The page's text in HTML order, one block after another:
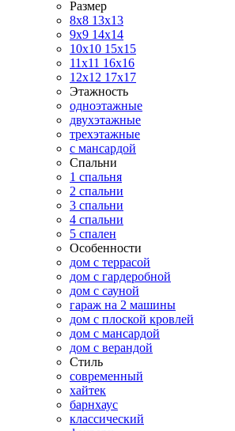
Размер
8х8 13х13
9х9 14х14
10х10 15х15
11x11 16х16
12х12 17х17
Этажность
одноэтажные
двухэтажные
трехэтажные
с мансардой
Спальни
1 спальня
2 спальни
3 спальни
4 спальни
5 спален
Особенности
дом с террасой
дом с гардеробной
дом с сауной
гараж на 2 машины
дом с плоской кровлей
дом с мансардой
дом с верандой
Стиль
современный
хайтек
барнхаус
классический